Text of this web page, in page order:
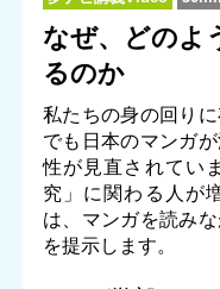
なぜ、どのよ
るのか
私たちの身の回り
でも日本のマンガ
性が見直されてい
究」に関わる人が
は、マンガを読み
を提示します。